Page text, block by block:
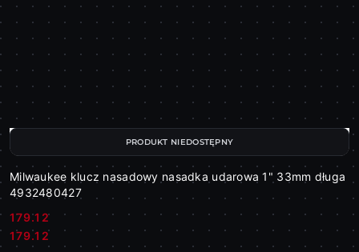
Milwaukee klucz nasadowy nasadka udarowa 1" 33mm długa
4932480427
Cena:
179.12
Cena:
179.12
PRODUKT NIEDOSTĘPNY